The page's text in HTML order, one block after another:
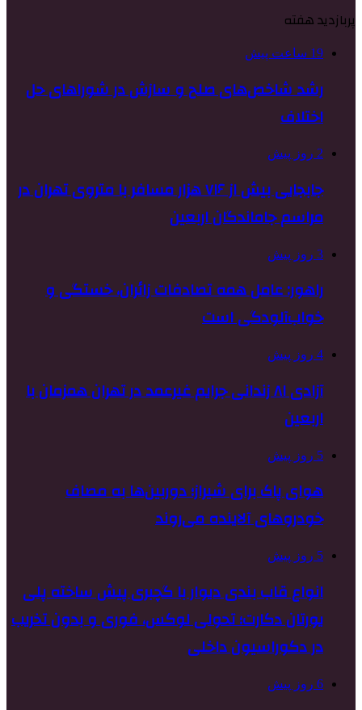
پربازدید هفته
19 ساعت پیش
رشد شاخص‌های صلح و سازش در شوراهای حل
اختلاف
2 روز پیش
جابجایی بیش از ۷۱۶ هزار مسافر با متروی تهران در
مراسم جاماندگان اربعین
3 روز پیش
راهور: عامل همه تصادفات زائران، خستگی و
خواب‌آلودگی است
4 روز پیش
آزادی ۸۱ زندانی جرایم غیرعمد در تهران همزمان با
اربعین
5 روز پیش
هوای پاک برای شیراز؛ دوربین‌ها به مصاف
خودروهای آلاینده می‌روند
5 روز پیش
انواع قاب بندی دیوار با گچبری پیش ساخته پلی
یورتان دکارت؛ تحولی لوکس، فوری و بدون تخریب
در دکوراسیون داخلی
6 روز پیش